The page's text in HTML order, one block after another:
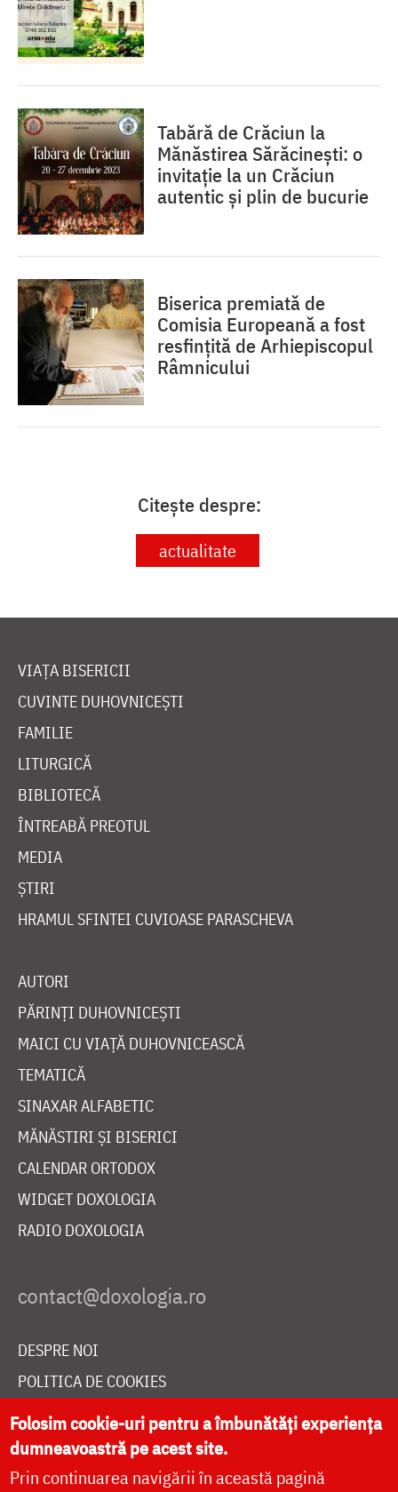
Tabără de Crăciun la
Mănăstirea Sărăcinești: o
invitație la un Crăciun
autentic și plin de bucurie
Biserica premiată de
Comisia Europeană a fost
resfinţită de Arhiepiscopul
Râmnicului
Citește despre:
actualitate
VIAȚA BISERICII
CUVINTE DUHOVNICEȘTI
FAMILIE
LITURGICĂ
BIBLIOTECĂ
ÎNTREABĂ PREOTUL
MEDIA
ȘTIRI
HRAMUL SFINTEI CUVIOASE PARASCHEVA
AUTORI
PĂRINȚI DUHOVNICEȘTI
MAICI CU VIAȚĂ DUHOVNICEASCĂ
TEMATICĂ
SINAXAR ALFABETIC
MĂNĂSTIRI ȘI BISERICI
CALENDAR ORTODOX
WIDGET DOXOLOGIA
RADIO DOXOLOGIA
DESPRE NOI
POLITICA DE COOKIES
DONEAZĂ ONLINE PENTRU CATEDRALA NAȚIONALĂ
LIVE
Folosim cookie-uri pentru a îmbunătăți experiența
dumneavoastră pe acest site.
Prin continuarea navigării în această pagină